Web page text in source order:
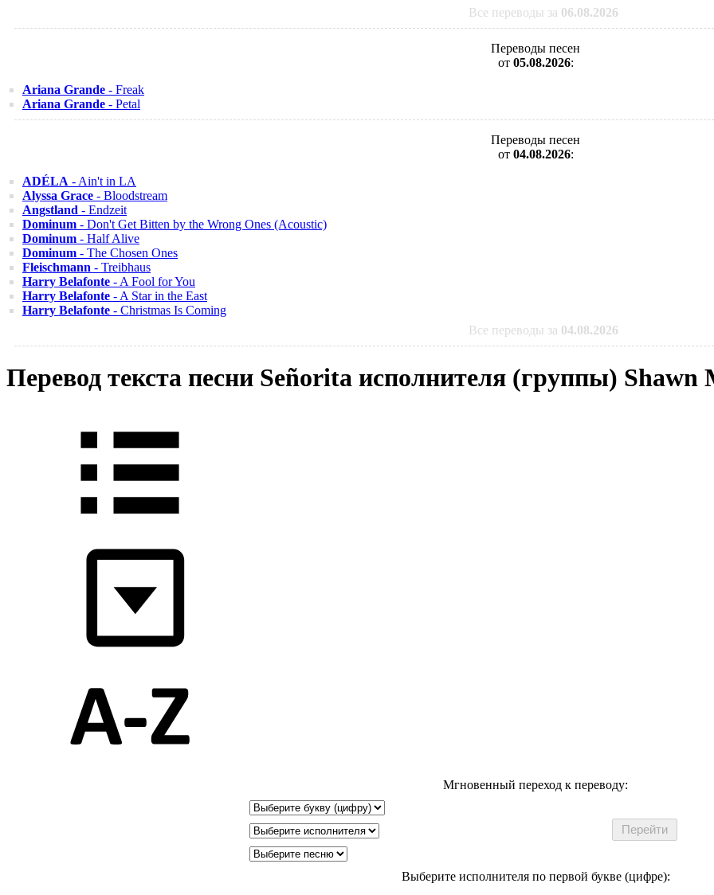
Все переводы за 06.08.2026
Переводы песен
от 05.08.2026:
Ariana Grande - Freak
Ariana Grande - Petal
Переводы песен
от 04.08.2026:
ADÉLA - Ain't in LA
Alyssa Grace - Bloodstream
Angstland - Endzeit
Dominum - Don't Get Bitten by the Wrong Ones (Acoustic)
Dominum - Half Alive
Dominum - The Chosen Ones
Fleischmann - Treibhaus
Harry Belafonte - A Fool for You
Harry Belafonte - A Star in the East
Harry Belafonte - Christmas Is Coming
Все переводы за 04.08.2026
Перевод текста песни Señorita исполнителя (группы) Shawn
Мгновенный переход к переводу:
Выберите исполнителя по первой букве (цифре):